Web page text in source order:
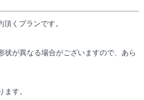
くプランです。
が異なる場合がございますので、あら
す。